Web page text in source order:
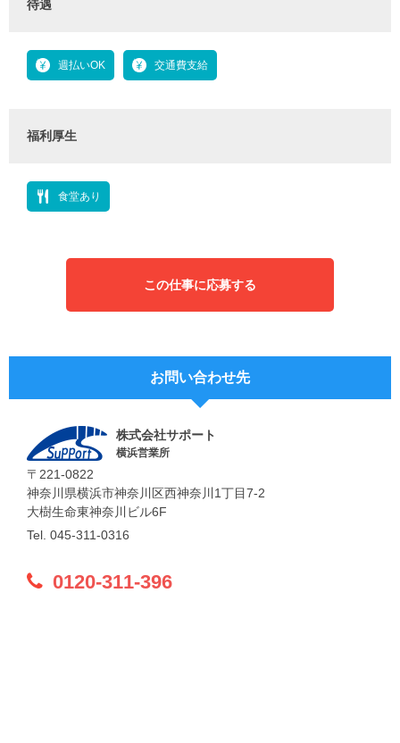
待遇
週払いOK 交通費支給
福利厚生
食堂あり
この仕事に応募する
お問い合わせ先
株式会社サポート
横浜営業所
〒221-0822
神奈川県横浜市神奈川区西神奈川1丁目7-2
大樹生命東神奈川ビル6F
Tel. 045-311-0316
0120-311-396